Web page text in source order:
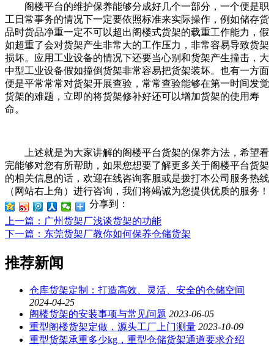
阁楼平台的维护保养能够分成好几个一部分，一个便是职
工日常事务的情况下一定要依照标准来实际操作，例如储存货
品时货品净重一定不可以超出阁楼式货架的载重工作能力，假
如超重了会对货架产生非常大的工作压力，非常容易导致货架
损坏。应用工业设备的情况下还要当心别和货架产生撞击，大
中型工业设备假如撞倒货架非常容易把货架装坏。也有一方面
便是平常常常对货架开展查验，常常查验能够在第一时间发觉
货架的难题，立即的将货架修补好还可以增加货架的使用寿
命。
上述就是为大家讲解的阁楼平台货架的保养方法，希望看
完能够对您有所帮助，如果您想要了解更多关于阁楼平台货架
的相关信息的话，欢迎在线咨询客服或是拨打本公司服务热线
（网站右上角）进行咨询，我们将竭诚为您提供优质的服务！
分享到：
上一篇 ：广州货架厂浅谈货架的功能
下一篇 ：东莞货架厂教你如何保养仓储货架
推荐新闻
仓库货架定制：打造高效、灵活、安全的仓储空间
2024-04-25
阁楼货架的安装事项与常见问题 2023-06-05
重型阁楼货架定做，源头工厂上门测量 2023-10-09
重型货架承重多少kg，重型仓储货架通道要求介绍